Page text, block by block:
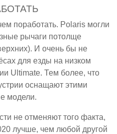
поработать. Polaris могли
рычаги потолще
И очень бы не
для езды на низком
Ultimate. Тем более, что
оснащают этими
модели.
не отменяют того факта,
лучше, чем любой другой